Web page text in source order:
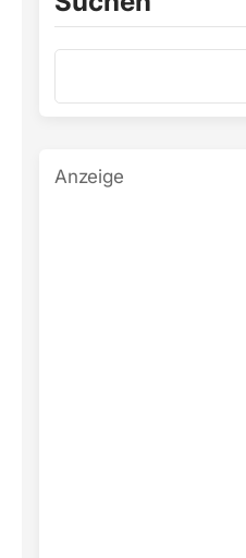
Anzeige